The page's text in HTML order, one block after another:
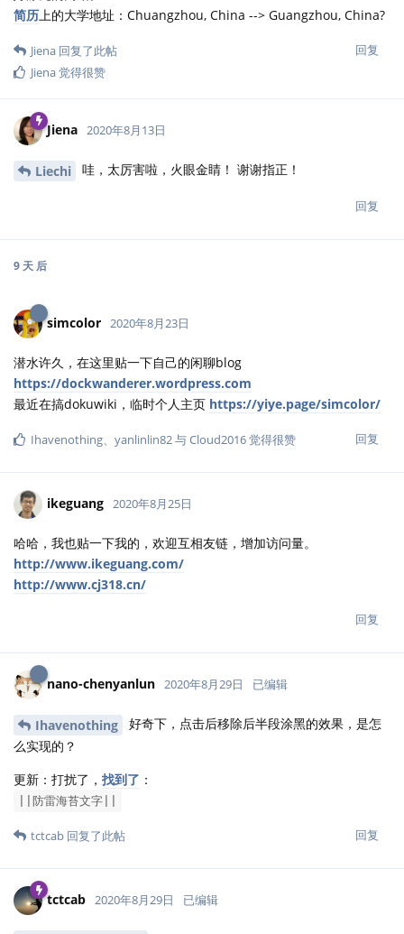
简历上的大学地址：Chuangzhou, China --> Guangzhou, China?
回复
Jiena 回复了此帖
Jiena觉得很赞
Jiena 2020年8月13日
Liechi 哇，太厉害啦，火眼金睛！ 谢谢指正！
回复
9 天 后
simcolor 2020年8月23日
潜水许久，在这里贴一下自己的闲聊blog
https://dockwanderer.wordpress.com
最近在搞dokuwiki，临时个人主页 https://yiye.page/simcolor/
回复
Ihavenothing、 yanlinlin82与Cloud2016觉得很赞
ikeguang 2020年8月25日
哈哈，我也贴一下我的，欢迎互相友链，增加访问量。
http://www.ikeguang.com/
http://www.cj318.cn/
回复
nano-chenyanlun 2020年8月29日 已编辑
Ihavenothing
好奇下，点击后移除后半段涂黑的效果，是怎
么实现的？
更新：打扰了， 找到了 ：
||防雷海苔文字||
回复
tctcab 回复了此帖
tctcab 2020年8月29日 已编辑